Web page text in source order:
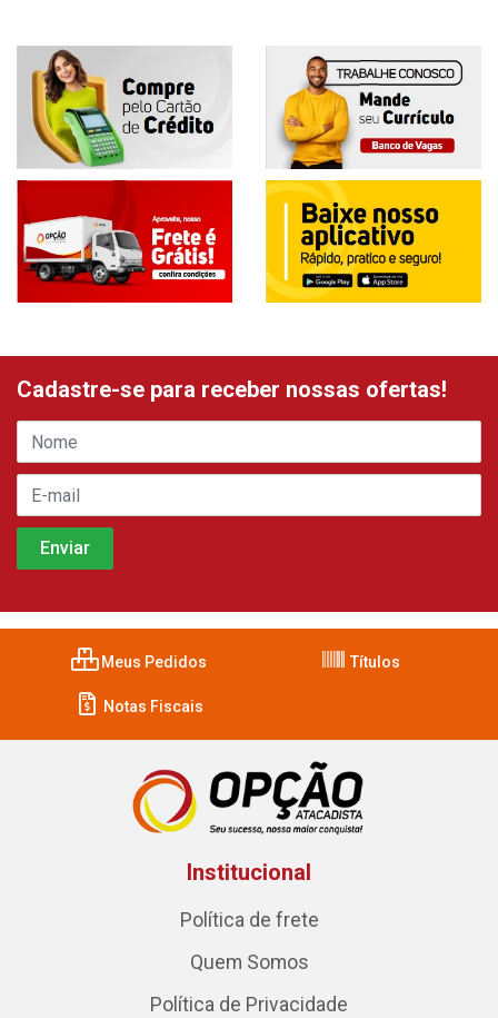
Cadastre-se para receber nossas ofertas!
Meus Pedidos Títulos
Notas Fiscais
Institucional
Política de frete
Quem Somos
Política de Privacidade